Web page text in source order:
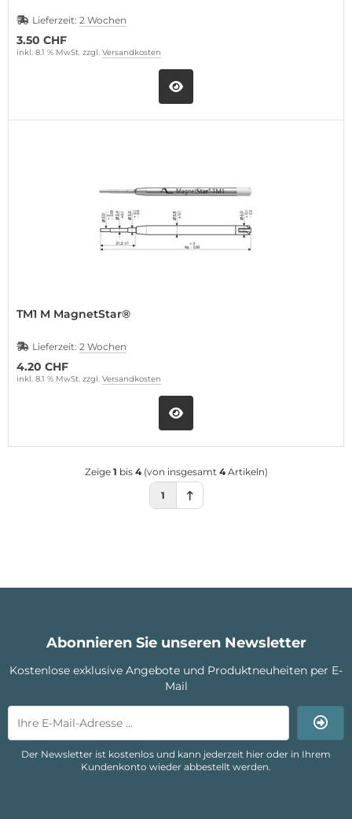
Lieferzeit: 2 Wochen
3.50 CHF
inkl. 8.1 % MwSt. zzgl. Versandkosten
TM1 M MagnetStar®
Lieferzeit: 2 Wochen
4.20 CHF
inkl. 8.1 % MwSt. zzgl. Versandkosten
Zeige 1 bis 4(von insgesamt 4Artikeln)
1
Abonnieren Sie unseren Newsletter
Kostenlose exklusive Angebote und Produktneuheiten per E-
Mail
Der Newsletter ist kostenlos und kann jederzeit hier oder in Ihrem
Kundenkonto wieder abbestellt werden.